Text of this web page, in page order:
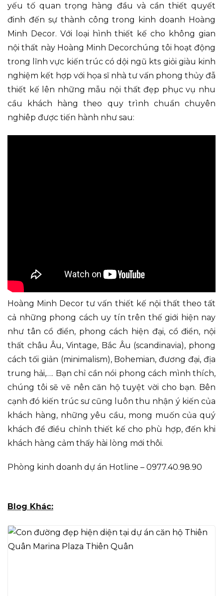
yếu tố quan trọng hàng đầu và cần thiết quyết
đinh đến sự thành công trong kinh doanh Hoàng
Minh Decor. Với loại hình thiết kế cho không gian
nội thất này Hoàng Minh Decorchúng tôi hoạt động
trong lĩnh vực kiến trúc có dội ngũ kts giỏi giàu kinh
nghiệm kết hợp với họa sĩ nhà tư vấn phong thủy đẫ
thiết kế lên những mẫu nội thất đẹp phục vụ nhu
cầu khách hàng theo quy trình chuẩn chuyên
nghiêp được tiến hành như sau:
Hoàng Minh Decor tư vấn thiết kế nội thất theo tất
cả những phong cách uy tín trên thế giới hiện nay
như tân cổ điển, phong cách hiện đại, cổ điển, nội
thất châu Âu, Vintage, Bắc Âu (scandinavia), phong
cách tối giản (minimalism), Bohemian, đương đại, địa
trung hải,…. Bạn chỉ cần nói phong cách mình thích,
chúng tôi sẽ vẽ nên căn hộ tuyệt vời cho bạn. Bên
cạnh đó kiến trúc sư cũng luôn thu nhận ý kiến của
khách hàng, những yêu cầu, mong muốn của quý
khách để điều chỉnh thiết kế cho phù hợp, đến khi
khách hàng cảm thấy hài lòng mới thôi.
Phòng kinh doanh dự án Hotline – 0977.40.98.90
Blog Khác: